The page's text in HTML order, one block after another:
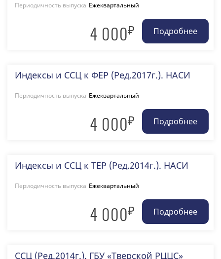
Периодичность выпуска Ежеквартальный
4 000₽
Индексы и ССЦ к ФЕР (Ред.2017г.). НАСИ
Периодичность выпуска Ежеквартальный
4 000₽
Индексы и ССЦ к ТЕР (Ред.2014г.). НАСИ
Периодичность выпуска Ежеквартальный
4 000₽
ССЦ (Ред.2014г.). ГБУ «Тверской РЦЦС»